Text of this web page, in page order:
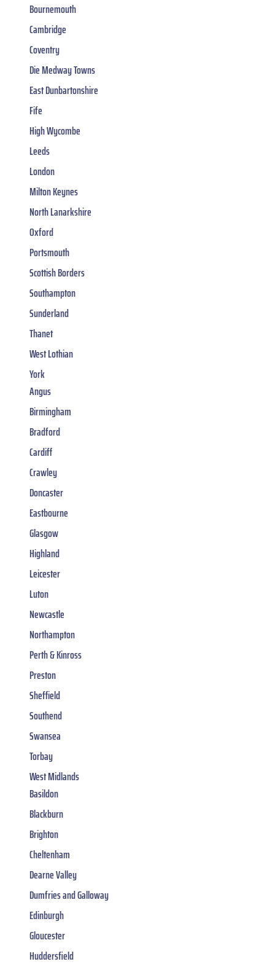
Bournemouth
Cambridge
Coventry
Die Medway Towns
East Dunbartonshire
Fife
High Wycombe
Leeds
London
Milton Keynes
North Lanarkshire
Oxford
Portsmouth
Scottish Borders
Southampton
Sunderland
Thanet
West Lothian
York
Angus
Birmingham
Bradford
Cardiff
Crawley
Doncaster
Eastbourne
Glasgow
Highland
Leicester
Luton
Newcastle
Northampton
Perth & Kinross
Preston
Sheffield
Southend
Swansea
Torbay
West Midlands
Basildon
Blackburn
Brighton
Cheltenham
Dearne Valley
Dumfries and Galloway
Edinburgh
Gloucester
Huddersfield